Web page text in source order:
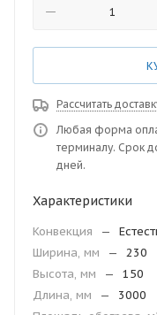
Рассчитать
Любая форма
терминалу. Срок
дней.
Характеристики
Конвекция —
Ширина, мм
—
230
Высота, мм
—
150
Длина, мм
—
3000